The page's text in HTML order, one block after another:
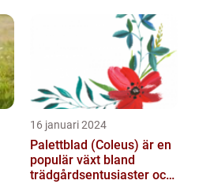
16 januari 2024
Palettblad (Coleus) är en
populär växt bland
trädgårdsentusiaster och